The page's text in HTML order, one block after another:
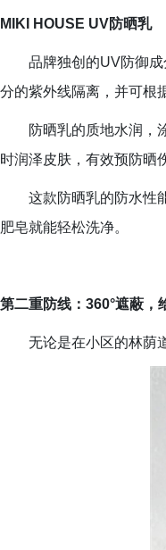
MIKI HOUSE UV防晒乳
品牌独创的UV防御
分的紫外线隔离，并可根
防晒乳的质地水润，
时润泽皮肤，有效预防晒
这款防晒乳的防水性
肥皂就能轻松洗净。
第二重防线：360°遮蔽，
无论是在小区的林荫